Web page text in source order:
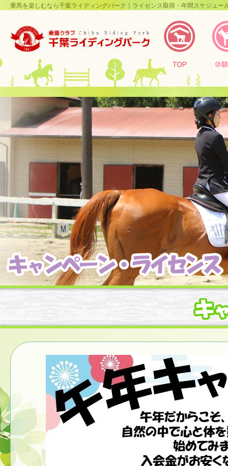
乗馬を楽しむなら千葉ライディングパーク｜ライセンス取得・年間スケジュー